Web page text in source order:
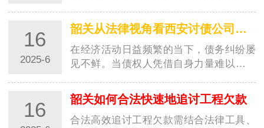
《治安管…
16
2025-6
韶关从法律视角看西安讨债公司的追债手段
在经济活动日益频繁的当下，债务纠纷屡
见不鲜。当债权人凭借自身力量难以收回
西安的讨…
16 韶关如何合法快速地追讨工程欠款
合法高效追讨工程欠款需结合法律工具、